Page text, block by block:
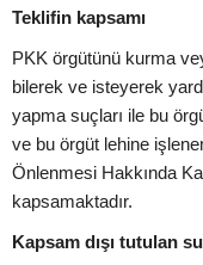
Teklifin kapsamı
PKK örgütünü kurma
bilerek ve isteyerek
yapma suçları ile bu
ve bu örgüt lehine
Önlenmesi Hakkında
kapsamaktadır.
Kapsam dışı tutulan